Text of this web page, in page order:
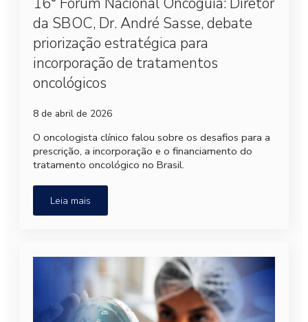
16° Fórum Nacional Oncoguia: Diretor
da SBOC, Dr. André Sasse, debate
priorização estratégica para
incorporação de tratamentos
oncológicos
8 de abril de 2026
O oncologista clínico falou sobre os desafios para a
prescrição, a incorporação e o financiamento do
tratamento oncológico no Brasil.
Leia mais